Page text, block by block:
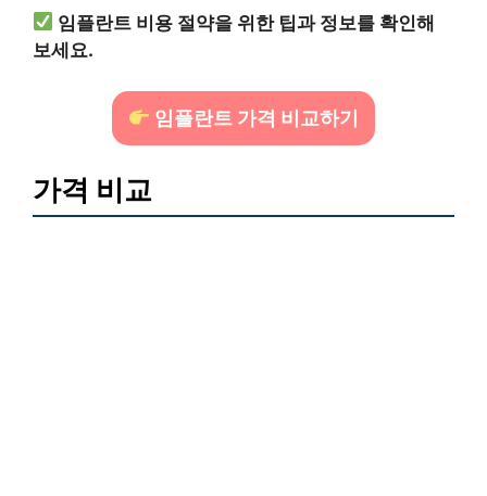
임플란트 비용 절약을 위한 팁과 정보를 확인해
보세요.
임플란트 가격 비교하기
가격 비교